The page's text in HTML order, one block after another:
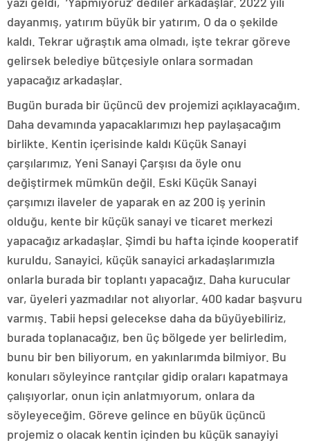
dayanmış, yatırım büyük bir yatırım, O da o şekilde
kaldı. Tekrar uğraştık ama olmadı, işte tekrar göreve
gelirsek belediye bütçesiyle onlara sormadan
yapacağız arkadaşlar.
Bugün burada bir üçüncü dev projemizi açıklayacağım.
Daha devamında yapacaklarımızı hep paylaşacağım
birlikte. Kentin içerisinde kaldı Küçük Sanayi
çarşılarımız, Yeni Sanayi Çarşısı da öyle onu
değiştirmek mümkün değil. Eski Küçük Sanayi
çarşımızı ilaveler de yaparak en az 200 iş yerinin
olduğu, kente bir küçük sanayi ve ticaret merkezi
yapacağız arkadaşlar. Şimdi bu hafta içinde kooperatif
kuruldu, Sanayici, küçük sanayici arkadaşlarımızla
onlarla burada bir toplantı yapacağız. Daha kurucular
var, üyeleri yazmadılar not alıyorlar. 400 kadar başvuru
varmış. Tabii hepsi gelecekse daha da büyüyebiliriz,
burada toplanacağız, ben üç bölgede yer belirledim,
bunu bir ben biliyorum, en yakınlarımda bilmiyor. Bu
konuları söyleyince rantçılar gidip oraları kapatmaya
çalışıyorlar, onun için anlatmıyorum, onlara da
söyleyeceğim. Göreve gelince en büyük üçüncü
projemiz o olacak kentin içinden bu küçük sanayiyi